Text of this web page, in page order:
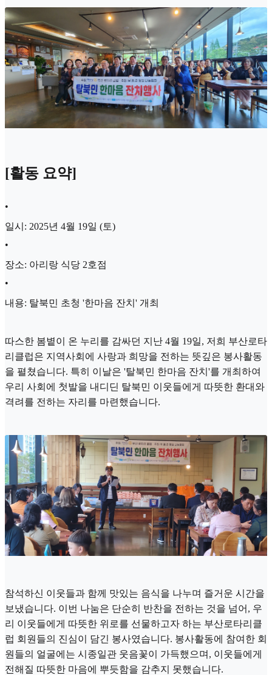
[활동 요약]
•
일시: 2025년 4월 19일 (토)
•
장소: 아리랑 식당 2호점
•
내용: 탈북민 초청 '한마음 잔치' 개최
따스한 봄볕이 온 누리를 감싸던 지난 4월 19일, 저희 부산로타
리클럽은 지역사회에 사랑과 희망을 전하는 뜻깊은 봉사활동
을 펼쳤습니다. 특히 이날은 '탈북민 한마음 잔치'를 개최하여
우리 사회에 첫발을 내디딘 탈북민 이웃들에게 따뜻한 환대와
격려를 전하는 자리를 마련했습니다.
참석하신 이웃들과 함께 맛있는 음식을 나누며 즐거운 시간을
보냈습니다. 이번 나눔은 단순히 반찬을 전하는 것을 넘어, 우
리 이웃들에게 따뜻한 위로를 선물하고자 하는 부산로타리클
럽 회원들의 진심이 담긴 봉사였습니다. 봉사활동에 참여한 회
원들의 얼굴에는 시종일관 웃음꽃이 가득했으며, 이웃들에게
전해질 따뜻한 마음에 뿌듯함을 감추지 못했습니다.